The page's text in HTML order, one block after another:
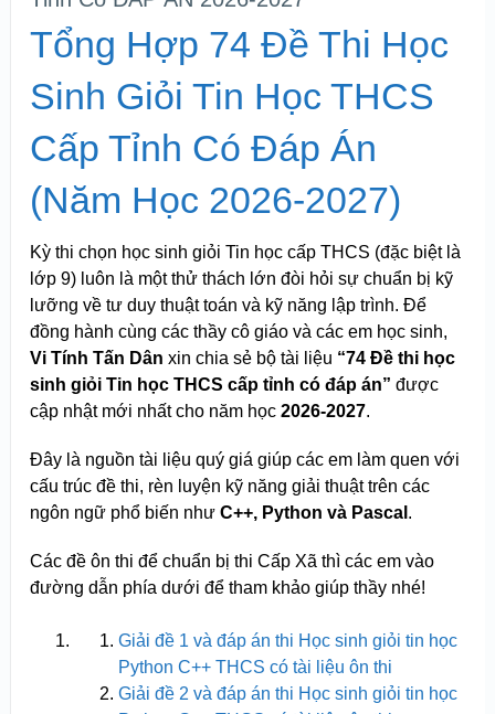
Tổng Hợp 74 Đề Thi Học
Sinh Giỏi Tin Học THCS
Cấp Tỉnh Có Đáp Án
(Năm Học 2026-2027)
Kỳ thi chọn học sinh giỏi Tin học cấp THCS (đặc biệt là
lớp 9) luôn là một thử thách lớn đòi hỏi sự chuẩn bị kỹ
lưỡng về tư duy thuật toán và kỹ năng lập trình. Để
đồng hành cùng các thầy cô giáo và các em học sinh,
Vi Tính Tấn Dân xin chia sẻ bộ tài liệu “74 Đề thi học
sinh giỏi Tin học THCS cấp tỉnh có đáp án” được
cập nhật mới nhất cho năm học 2026-2027.
Đây là nguồn tài liệu quý giá giúp các em làm quen với
cấu trúc đề thi, rèn luyện kỹ năng giải thuật trên các
ngôn ngữ phổ biến như C++, Python và Pascal .
Các đề ôn thi để chuẩn bị thi Cấp Xã thì các em vào
đường dẫn phía dưới để tham khảo giúp thầy nhé!
Giải đề 1 và đáp án thi Học sinh giỏi tin học
Python C++ THCS có tài liệu ôn thi
Giải đề 2 và đáp án thi Học sinh giỏi tin học